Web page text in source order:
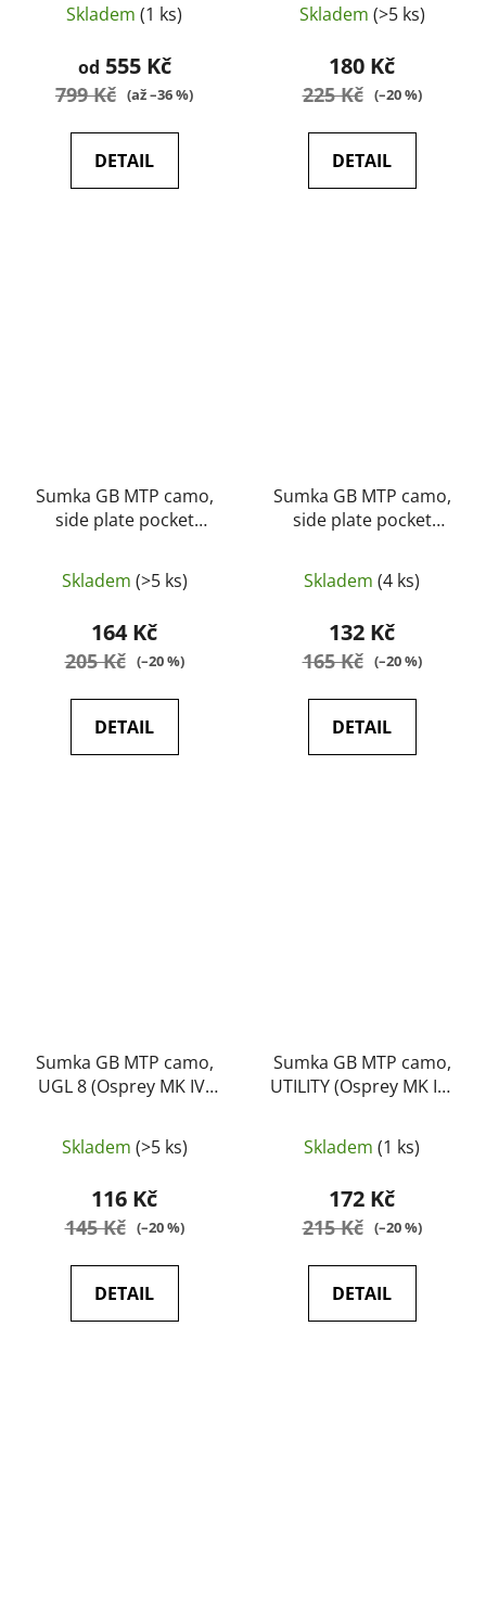
Skladem (1 ks)
od 555 Kč
799 Kč (až –36 %)
DETAIL
Skladem (>5 ks)
180 Kč
225 Kč (–20 %)
DETAIL
Sumka GB MTP camo,
side plate pocket
(originál, jako nové)
Skladem (>5 ks)
164 Kč
205 Kč (–20 %)
DETAIL
Sumka GB MTP camo,
side plate pocket
(originál, použité)
Skladem (4 ks)
132 Kč
165 Kč (–20 %)
DETAIL
Sumka GB MTP camo,
UGL 8 (Osprey MK IV)
Skladem (>5 ks)
116 Kč
145 Kč (–20 %)
DETAIL
Sumka GB MTP camo,
UTILITY (Osprey MK IV)
Skladem (1 ks)
172 Kč
215 Kč (–20 %)
DETAIL